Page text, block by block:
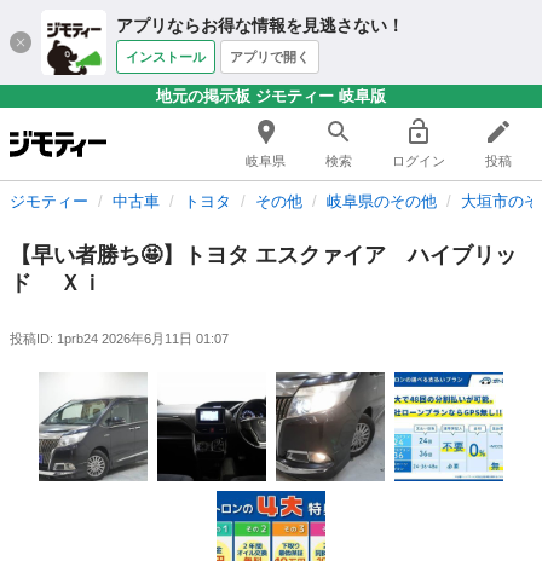
アプリならお得な情報を見逃さない！
インストール アプリで開く
地元の掲示板 ジモティー 岐阜版
岐阜県 検索 ログイン 投稿
ジモティー 中古車 トヨタ その他 岐阜県のその他 大垣市の
【早い者勝ち🤩】トヨタ エスクァイア ハイブリッ
ド Ｘｉ
投稿ID: 1prb24 2026年6月11日 01:07